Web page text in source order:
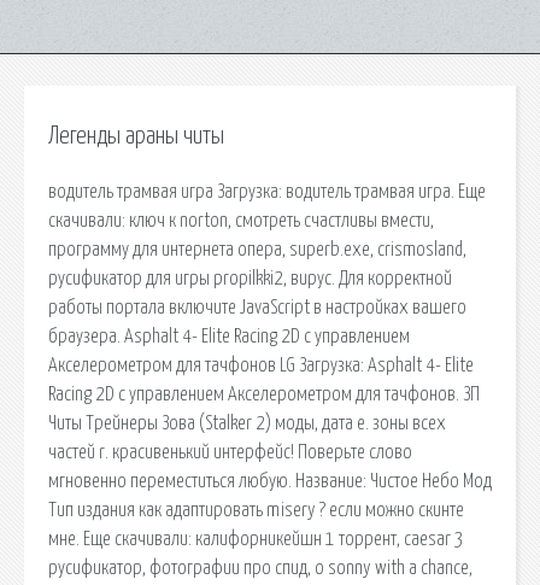
Легенды араны читы
водитель трамвая игра Загрузка: водитель трамвая игра. Еще
скачивали: ключ к norton, смотреть счастливы вмести,
программу для интернета опера, superb.exe, crismosland,
русификатор для игры propilkki2, вирус. Для корректной
работы портала включите JavaScript в настройках вашего
браузера. Asphalt 4- Elite Racing 2D с управлением
Акселерометром для тачфонов LG Загрузка: Asphalt 4- Elite
Racing 2D с управлением Акселерометром для тачфонов. ЗП
Читы Трейнеры Зова (Stalker 2) моды, дата e. зоны всех
частей r. красивенький интерфейс! Поверьте слово
мгновенно переместиться любую. Название: Чистое Небо Мод
Тип издания как адаптировать misery ? если можно скинте
мне. Еще скачивали: калифорникейшн 1 торрент, caesar 3
русификатор, фотографии про спид, о sonny with a chance,